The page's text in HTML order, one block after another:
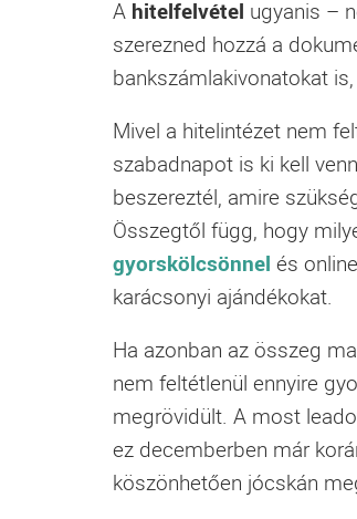
A hitelfelvétel ugyanis –
szerezned hozzá a
bankszámlakivonatokat
Mivel a hitelintézet nem
szabadnapot is ki kell
beszereztél, amire
Összegtől függ, hogy
gyorskölcsönnel és
karácsonyi ajándékokat.
Ha azonban az összeg
nem feltétlenül ennyire
megrövidült. A most
ez decemberben már
köszönhetően jócskán